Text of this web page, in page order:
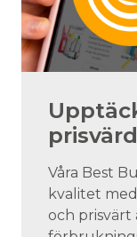
Våra Best
kvalitet
och